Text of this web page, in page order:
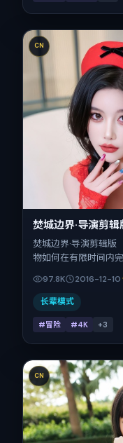
CN
焚城边界·导演剪辑
焚城边界·导演剪辑版
物如何在有限时间内
次丰富。影片定于
贺岁档前后公映，片长
97.8K 2016-12-10
长辈模式
#冒险 #4K +3
CN